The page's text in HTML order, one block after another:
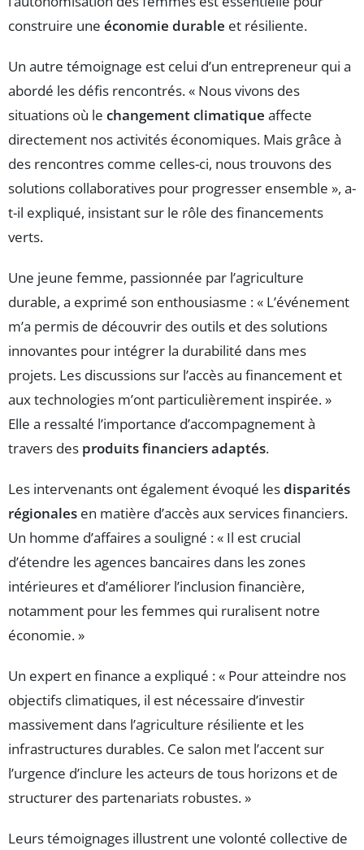
construire une économie durable et résiliente.
Un autre témoignage est celui d’un entrepreneur qui a
abordé les défis rencontrés. « Nous vivons des
situations où le changement climatique affecte
directement nos activités économiques. Mais grâce à
des rencontres comme celles-ci, nous trouvons des
solutions collaboratives pour progresser ensemble », a-
t-il expliqué, insistant sur le rôle des financements
verts.
Une jeune femme, passionnée par l’agriculture
durable, a exprimé son enthousiasme : « L’événement
m’a permis de découvrir des outils et des solutions
innovantes pour intégrer la durabilité dans mes
projets. Les discussions sur l’accès au financement et
aux technologies m’ont particulièrement inspirée. »
Elle a ressalté l’importance d’accompagnement à
travers des produits financiers adaptés.
Les intervenants ont également évoqué lesdisparités
régionales en matière d’accès aux services financiers.
Un homme d’affaires a souligné : « Il est crucial
d’étendre les agences bancaires dans les zones
intérieures et d’améliorer l’inclusion financière,
notamment pour les femmes qui ruralisent notre
économie. »
Un expert en finance a expliqué : « Pour atteindre nos
objectifs climatiques, il est nécessaire d’investir
massivement dans l’agriculture résiliente et les
infrastructures durables. Ce salon met l’accent sur
l’urgence d’inclure les acteurs de tous horizons et de
structurer des partenariats robustes. »
Leurs témoignages illustrent une volonté collective de